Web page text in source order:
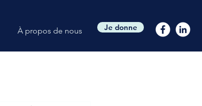
À propos de nous Je donne